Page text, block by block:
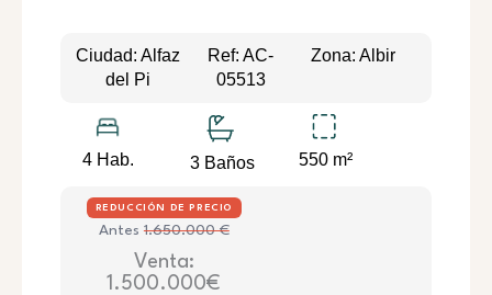
Ciudad: Alfaz
del Pi
Ref: AC-
05513
Zona: Albir
4 Hab. 3 Baños 550 m²
REDUCCIÓN DE PRECIO
Antes1.650.000 €
Venta:
1.500.000€